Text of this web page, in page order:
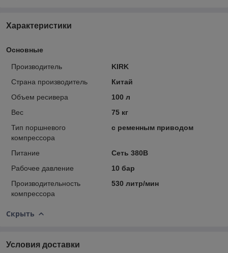
Характеристики
Основные
Производитель
KIRK
Страна производитель
Китай
Объем ресивера
100 л
Вес
75 кг
Тип поршневого
компрессора
с ременным приводом
Питание
Сеть 380В
Рабочее давление
10 бар
Производительность
компрессора
530 литр/мин
Скрыть
Условия доставки